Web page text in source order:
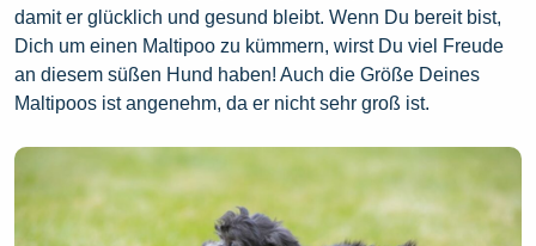
damit er glücklich und gesund bleibt. Wenn Du bereit bist,
Dich um einen Maltipoo zu kümmern, wirst Du viel Freude
an diesem süßen Hund haben! Auch die Größe Deines
Maltipoos ist angenehm, da er nicht sehr groß ist.